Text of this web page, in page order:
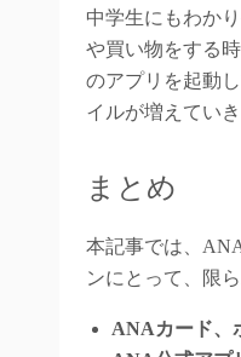
中学生にもわか
や買い物をする
のアプリを起動
イルが増えていき
まとめ
本記事では、
ンにとって、限
ANAカード、